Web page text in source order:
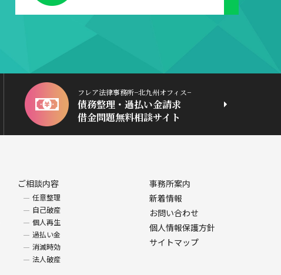
フレア法律事務所−北九州オフィス−
債務整理・過払い金請求
借金問題無料相談サイト
ご相談内容
任意整理
自己破産
個人再生
過払い金
消滅時効
法人破産
事務所案内
新着情報
お問い合わせ
個人情報保護方針
サイトマップ